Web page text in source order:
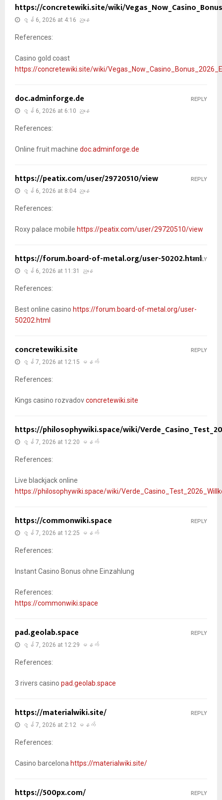
https://concretewiki.site/wiki/
ဇွန် 6, 2026 at 4:16 ညနေ
References:
Casino gold coast
https://concretewiki.site/wiki/
doc.adminforge.de
ဇွန် 6, 2026 at 6:10 ညနေ
References:
Online fruit machine doc.adminforge.de
REPLY
https://peatix.com/user/29720510/view
ဇွန် 6, 2026 at 8:04 ညနေ
References:
Roxy palace mobile https://peatix.com/user/29720510/view
REPLY
https://forum.board-of-metal.org/user-50202.html
ဇွန် 6, 2026 at 11:31 ညနေ
References:
Best online casino https://forum.board-of-metal.org/user-
50202.html
REPLY
concretewiki.site
ဇွန် 7, 2026 at 12:15 မနက်
References:
Kings casino rozvadovconcretewiki.site
REPLY
https://philosophywiki.space/wiki/
ဇွန် 7, 2026 at 12:20 မနက်
References:
Live blackjack online
https://philosophywiki.space/wiki/
https://commonwiki.space
ဇွန် 7, 2026 at 12:25 မနက်
References:
Instant Casino Bonus ohne Einzahlung
References:
https://commonwiki.space
REPLY
pad.geolab.space
ဇွန် 7, 2026 at 12:29 မနက်
References:
3 rivers casino pad.geolab.space
REPLY
https://materialwiki.site/
ဇွန် 7, 2026 at 2:12 မနက်
References:
Casino barcelona https://materialwiki.site/
REPLY
https://500px.com/ REPLY